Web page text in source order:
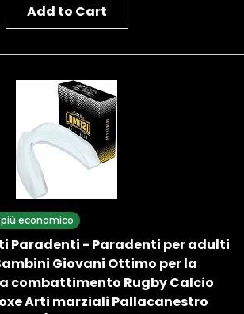
Add to Cart
più economico
Paradenti - Paradenti per adulti
Giovani Ottimo per la
combattimento Rugby Calcio
Arti marziali Pallacanestro